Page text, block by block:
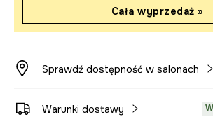
Cała wyprzedaż »
Sprawdź dostępność w salonach
Warunki dostawy